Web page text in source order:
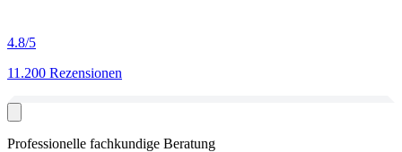
4.8/5
11.200 Rezensionen
Professionelle fachkundige Beratung